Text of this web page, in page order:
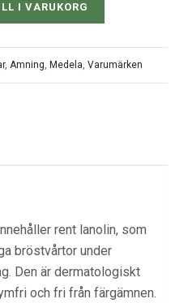
I VARUKORG
, Amning, Medela, Varumärken
rent lanolin, som
bröstvårtor under
Den är dermatologiskt
och fri från färgämnen.